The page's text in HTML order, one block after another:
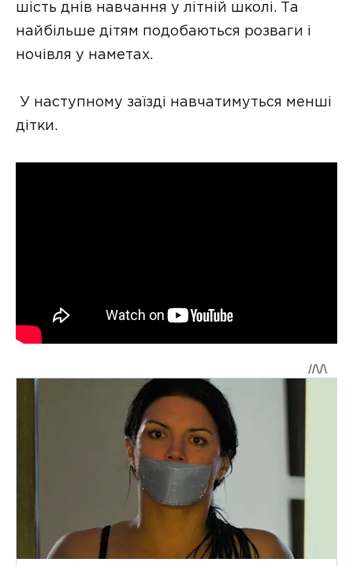
шість днів навчання у літній школі. Та
найбільше дітям подобаються розваги і
ночівля у наметах.
У наступному заїзді навчатимуться менші
дітки.